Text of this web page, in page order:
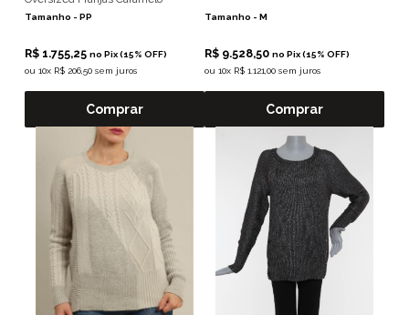
Tamanho - PP
R$ 1.755,25 no Pix (15% OFF)
ou 10x R$ 206,50 sem juros
Comprar
Tamanho - M
R$ 9.528,50 no Pix (15% OFF)
ou 10x R$ 1.121,00 sem juros
Comprar